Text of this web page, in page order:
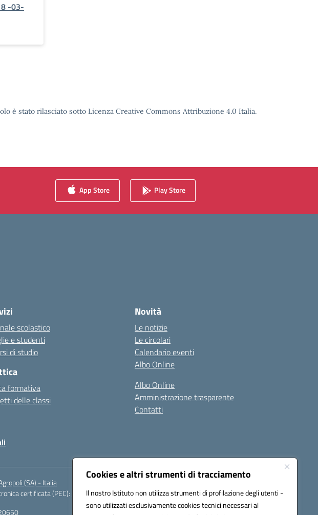
Cookies e altri strumenti di tracciamento
Il nostro Istituto non utilizza strumenti di profilazione degli utenti -
sono utilizzati esclusivamente cookies tecnici necessari al
-03-
è stato rilasciato sotto Licenza Creative Commons Attribuzione 4.0 Italia.
App Store Play Store
scolastico
e studenti
di studio
formativa
delle classi
Novità
Le notizie
Le circolari
Calendario eventi
Albo Online
Albo Online
Amministrazione trasparente
Contatti
(SA) - Italia
certificata (PEC):saic8at00d@pec.istruzione.it